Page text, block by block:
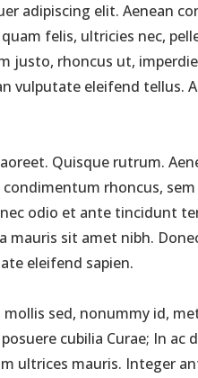
adipiscing elit. Aenean
felis, ultricies nec,
justo, rhoncus ut,
vulputate eleifend tellus.
Quisque rutrum.
rhoncus,
odio et ante tincidunt
sit amet nibh.
eleifend sapien.
sed, nonummy id,
cubilia Curae; In
ultrices mauris. Integer